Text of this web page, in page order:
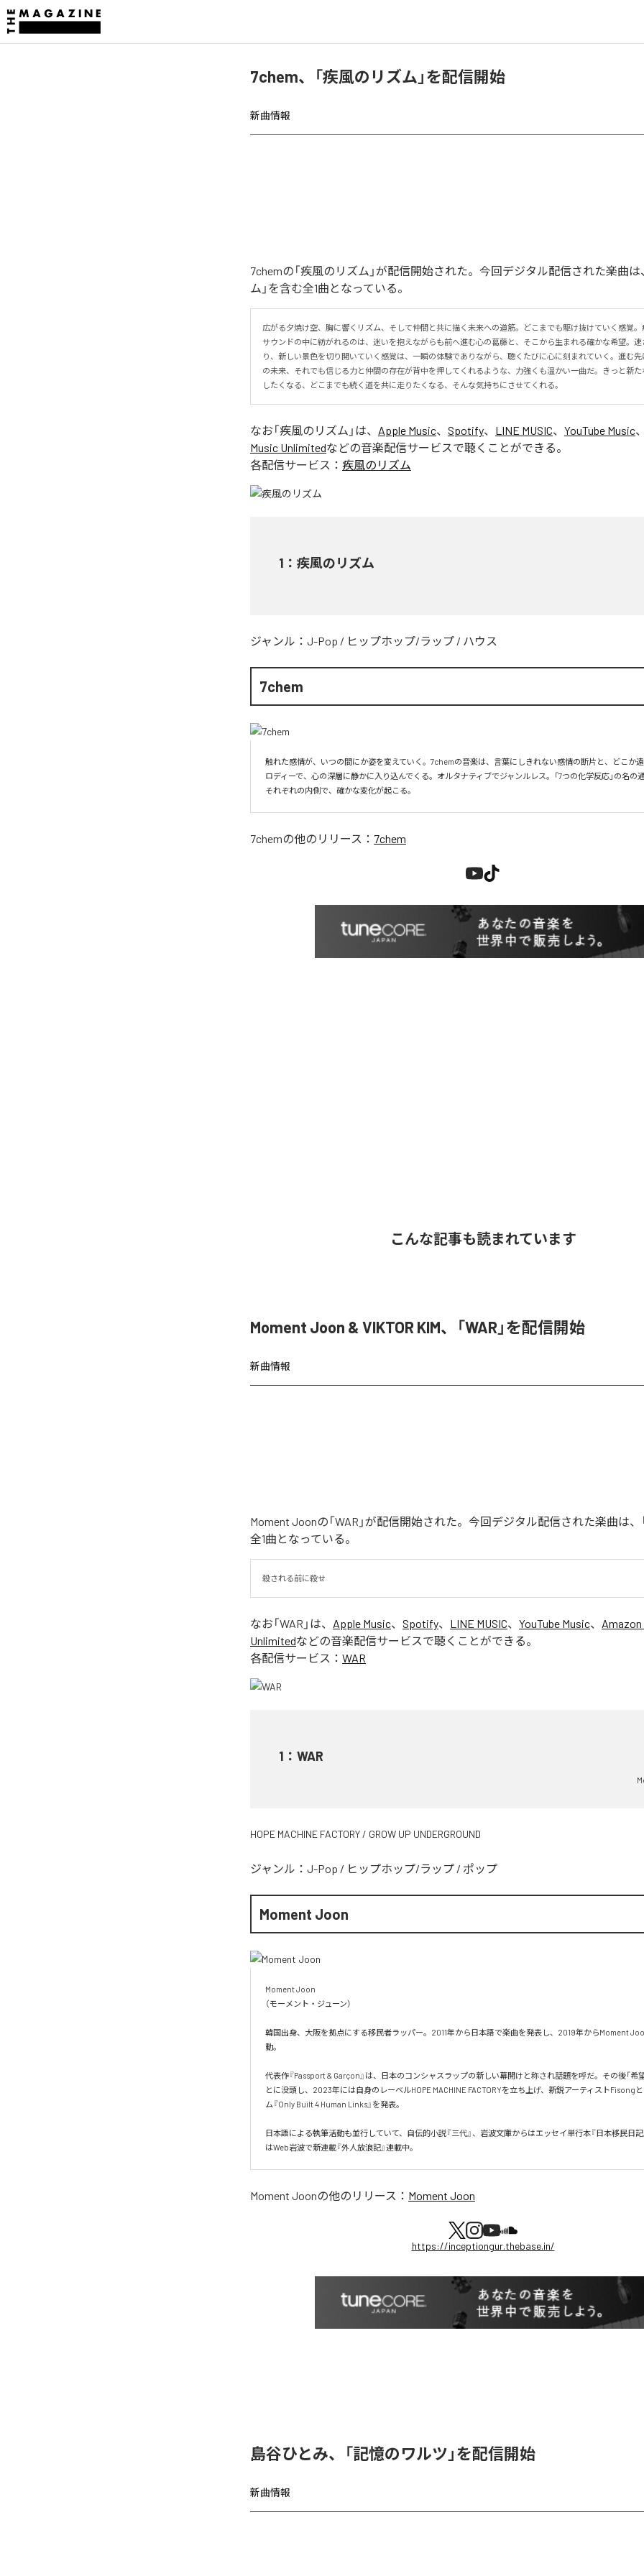
7chem、「疾風のリズム」を配信開始
新曲情報
7chemの「疾風のリズム」が配信開始された。今回デジタル配信された楽曲は
ム」を含む全1曲となっている。
広がる夕焼け空、胸に響くリズム、そして仲間と共に描く未来への道筋。どこまでも駆け抜けていく感覚。
サウンドの中に紡がれるのは、迷いを抱えながらも前へ進む心の葛藤と、そこから生まれる確かな希望。速
り、新しい景色を切り開いていく感覚は、一瞬の体験でありながら、聴くたびに心に刻まれていく。進む
の未来、それでも信じる力と仲間の存在が背中を押してくれるような、力強くも温かい一曲だ。きっと新た
したくなる、どこまでも続く道を共に走りたくなる、そんな気持ちにさせてくれる。
なお「疾風のリズム 」は、 Apple Music、 Spotify、 LINE MUSIC、 YouTube Music、
Music Unlimitedなどの音楽配信サービスで聴くことができる。
各配信サービス： 疾風のリズム
1 ： 疾風のリズム
ジャンル： J-Pop / ヒップホップ/ラップ / ハウス
7chem
触れた感情が、いつの間にか姿を変えていく。7chemの音楽は、言葉にしきれない感情の断片と、どこか
ロディーで、心の深層に静かに入り込んでくる。オルタナティブでジャンルレス。「7つの化学反応」の名の
それぞれの内側で、確かな変化が起こる。
7chemの他のリリース： 7chem
こんな記事も読まれています
Moment Joon & VIKTOR KIM、「WAR」を配信開始
新曲情報
Moment Joonの「WAR」が配信開始された。今回デジタル配信された楽曲は、
全1曲となっている。
殺される前に殺せ
なお「WAR 」は、 Apple Music、 Spotify、 LINE MUSIC、 YouTube Music、
Unlimitedなどの音楽配信サービスで聴くことができる。
各配信サービス： WAR
1 ： WAR
HOPE MACHINE FACTORY / GROW UP UNDERGROUND
ジャンル： J-Pop / ヒップホップ/ラップ / ポップ
Moment Joon
Moment Joon
（モーメント・ジューン）
韓国出身、大阪を拠点にする移民者ラッパー。2011年から日本語で楽曲を発表し、2019年からMoment
動。
代表作『Passport & Garçon』は、日本のコンシャスラップの新しい幕開けと称され話題を呼だ。その後「希
とに没頭し、2023年には自身のレーベルHOPE MACHINE FACTORYを立ち上げ、新鋭アーティストFisong
ム『Only Built 4 Human Links』を発表。
日本語による執筆活動も並行していて、自伝的小説『三代』、岩波文庫からはエッセイ単行本『日本移民日
はWeb岩波で新連載『外人放浪記』連載中。
Moment Joonの他のリリース： Moment Joon
https://inceptiongur.thebase.in/
島谷ひとみ、「記憶のワルツ」を配信開始
新曲情報